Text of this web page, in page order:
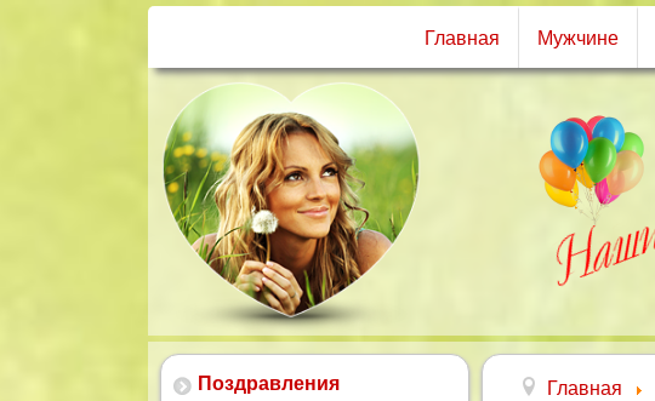
Главная Мужчине
Поздравления
Главная